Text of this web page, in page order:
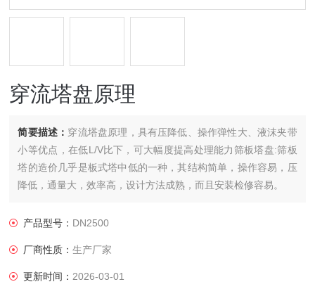
穿流塔盘原理
简要描述： 穿流塔盘原理，具有压降低、操作弹性大、液沫夹带
小等优点，在低L/V比下，可大幅度提高处理能力筛板塔盘:筛板
塔的造价几乎是板式塔中低的一种，其结构简单，操作容易，压
降低，通量大，效率高，设计方法成熟，而且安装检修容易。
产品型号： DN2500
厂商性质：生产厂家
更新时间： 2026-03-01